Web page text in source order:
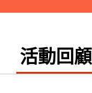
活動回顧